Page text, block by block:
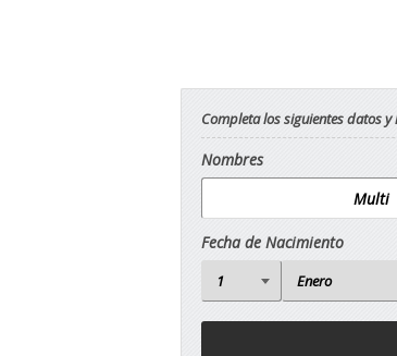
Completa los siguientes datos
Nombres
Fecha de Nacimiento